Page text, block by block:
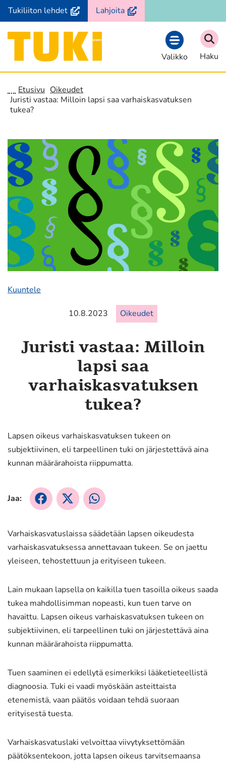
Siirry
sisältöön
Tukiliiton lehdet(avautuu
uuteen
ikkunaan,
siirryt
toiseen
Lahjoita(avautuu
uuteen
Etusivu
Valikko
Haku
Etusivu Oikeudet
Juristi vastaa: Milloin lapsi saa varhaiskasvatuksen
tukea?
Kuuntele
10.8.2023 Oikeudet
Juristi vastaa: Milloin
lapsi saa
varhaiskasvatuksen
tukea?
Lapsen oikeus varhaiskasvatuksen tukeen on
subjektiivinen, eli tarpeellinen tuki on järjestettävä aina
kunnan määrärahoista riippumatta.
Jaa:
Jaa
Facebookissa
Jaa
X:ssä
Jaa
WhatsApissa
Varhaiskasvatuslaissa säädetään lapsen oikeudesta
varhaiskasvatuksessa annettavaan tukeen. Se on jaettu
yleiseen, tehostettuun ja erityiseen tukeen.
Lain mukaan lapsella on kaikilla tuen tasoilla oikeus saada
tukea mahdollisimman nopeasti, kun tuen tarve on
havaittu. Lapsen oikeus varhaiskasvatuksen tukeen on
subjektiivinen, eli tarpeellinen tuki on järjestettävä aina
kunnan määrärahoista riippumatta.
Tuen saaminen ei edellytä esimerkiksi lääketieteellistä
diagnoosia. Tuki ei vaadi myöskään asteittaista
etenemistä, vaan päätös voidaan tehdä suoraan
erityisestä tuesta.
Varhaiskasvatuslaki velvoittaa viivytyksettömään
päätöksentekoon, jotta lapsen oikeus tarvitsemaansa